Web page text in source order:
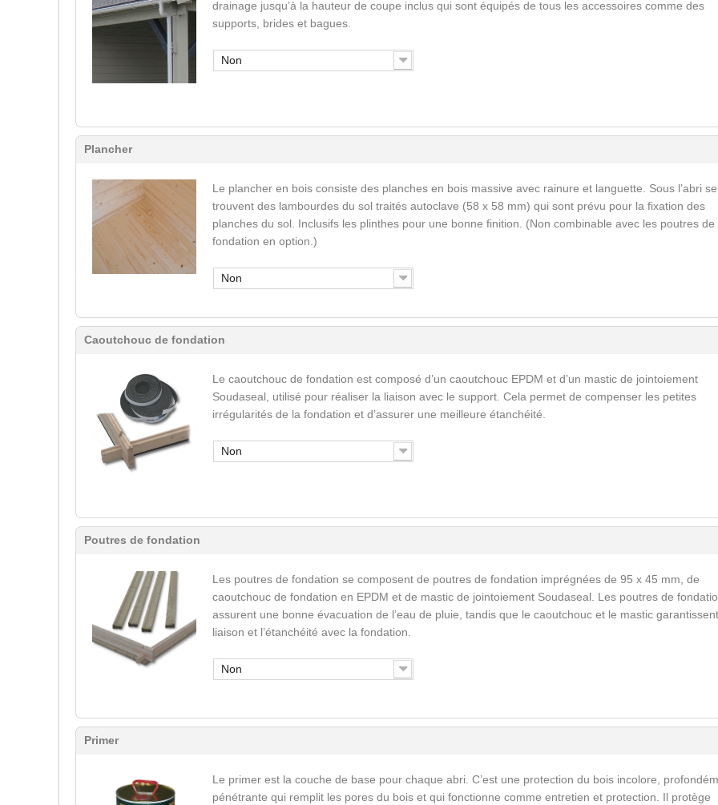
drainage jusqu’à la hauteur de coupe inclus qui sont équipés de tous les accessoires comme des
supports, brides et bagues.
Non
Plancher
Le plancher en bois consiste des planches en bois massive avec rainure et languette. Sous l’abri se
trouvent des lambourdes du sol traités autoclave (58 x 58 mm) qui sont prévu pour la fixation des
planches du sol. Inclusifs les plinthes pour une bonne finition. (Non combinable avec les poutres de
fondation en option.)
Non
Caoutchouc de fondation
Le caoutchouc de fondation est composé d’un caoutchouc EPDM et d’un mastic de jointoiement
Soudaseal, utilisé pour réaliser la liaison avec le support. Cela permet de compenser les petites
irrégularités de la fondation et d’assurer une meilleure étanchéité.
Non
Poutres de fondation
Les poutres de fondation se composent de poutres de fondation imprégnées de 95 x 45 mm, de
caoutchouc de fondation en EPDM et de mastic de jointoiement Soudaseal. Les poutres de
assurent une bonne évacuation de l’eau de pluie, tandis que le caoutchouc et le mastic
liaison et l’étanchéité avec la fondation.
Non
Primer
Le primer est la couche de base pour chaque abri. C’est une protection du bois incolore,
pénétrante qui remplit les pores du bois et qui fonctionne comme entretien et protection. Il protège